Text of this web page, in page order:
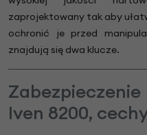
zaprojektowany tak aby
ochronić je przed
znajdują się dwa klucze.
Iven 8200,